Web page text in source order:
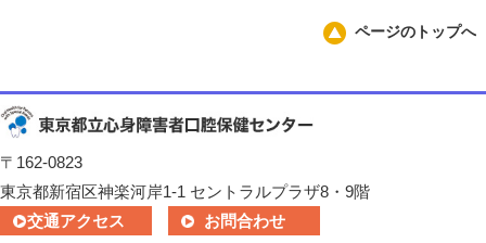
ページのトップへ
〒162-0823
東京都新宿区神楽河岸1-1 セントラルプラザ8・9階
交通アクセス
お問合わせ